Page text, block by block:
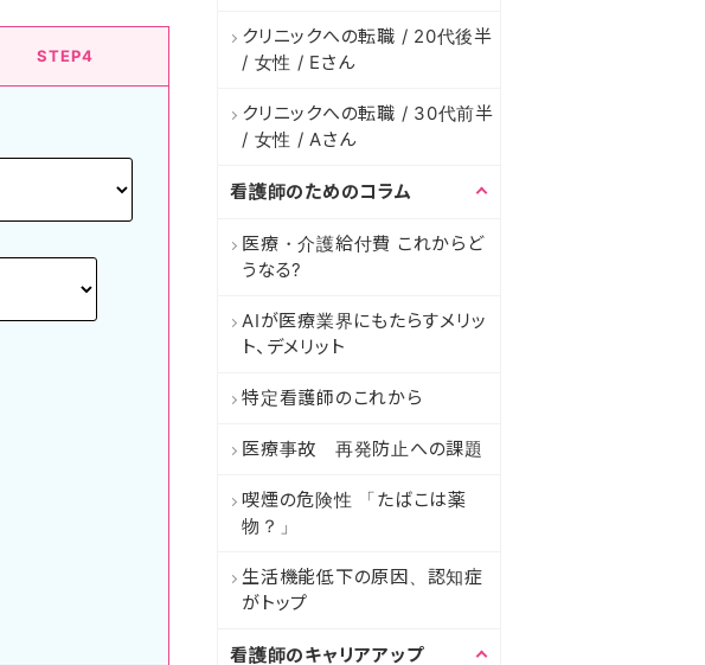
STEP4 STEP1
クリニックへの転職 / 20代後半
/ 女性 / Eさん
クリニックへの転職 / 30代前半
/ 女性 / Aさん
看護師のためのコラム
医療・介護給付費 これからど
うなる?
AIが医療業界にもたらすメリッ
ト、デメリット
特定看護師のこれから
医療事故 再発防止への課題
喫煙の危険性 「たばこは薬
物？」
生活機能低下の原因、認知症
がトップ
看護師のキャリアアップ